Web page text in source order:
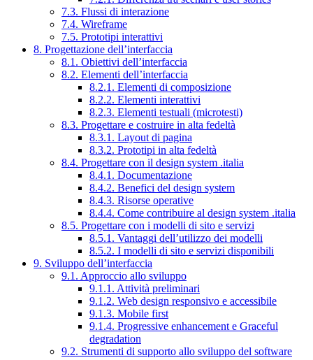
7.3. Flussi di interazione
7.4. Wireframe
7.5. Prototipi interattivi
8. Progettazione dell’interfaccia
8.1. Obiettivi dell’interfaccia
8.2. Elementi dell’interfaccia
8.2.1. Elementi di composizione
8.2.2. Elementi interattivi
8.2.3. Elementi testuali (microtesti)
8.3. Progettare e costruire in alta fedeltà
8.3.1. Layout di pagina
8.3.2. Prototipi in alta fedeltà
8.4. Progettare con il design system .italia
8.4.1. Documentazione
8.4.2. Benefici del design system
8.4.3. Risorse operative
8.4.4. Come contribuire al design system .italia
8.5. Progettare con i modelli di sito e servizi
8.5.1. Vantaggi dell’utilizzo dei modelli
8.5.2. I modelli di sito e servizi disponibili
9. Sviluppo dell’interfaccia
9.1. Approccio allo sviluppo
9.1.1. Attività preliminari
9.1.2. Web design responsivo e accessibile
9.1.3. Mobile first
9.1.4. Progressive enhancement e Graceful
degradation
9.2. Strumenti di supporto allo sviluppo del software